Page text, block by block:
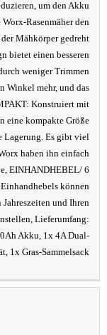
um den Akku
Rasenmäher den
Mähkörper gedreht
bietet einen besseren
weniger Trimmen
Winkel mehr, und das
Konstruiert mit
eine kompakte Größe
Lagerung. Es gibt viel
haben ihn einfach
EINHANDHEBEL/ 6
können
und Ihren
Lieferumfang:
Akku, 1x 4A Dual-
1x Gras-Sammelsack